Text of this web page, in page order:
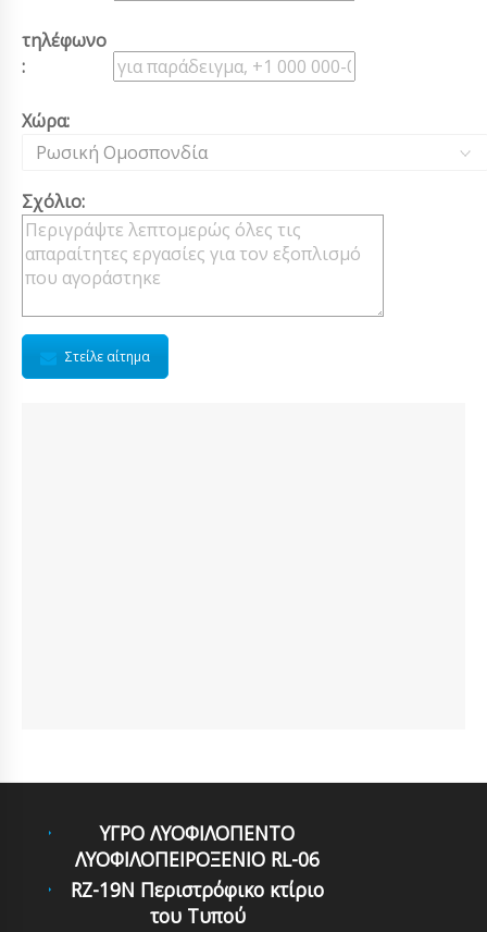
τηλέφωνο
:
Χώρα:
Ρωσική Ομοσπονδία
Σχόλιο:
Στείλε αίτημα
ΥΓΡΟ ΛΥΟΦΙΛΟΠΕΝΤΟ
ΛΥΟΦΙΛΟΠΕΙΡΟΞΕΝΙΟ RL-06
RZ-19N Περιστρόφικο κτίριο
του Τυπού